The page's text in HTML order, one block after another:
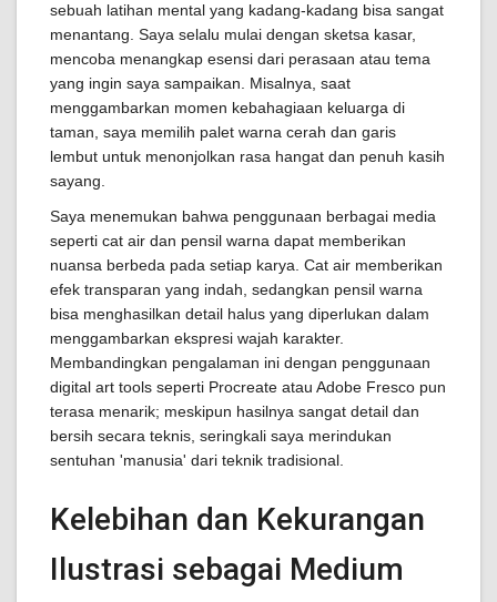
sebuah latihan mental yang kadang-kadang bisa sangat
menantang. Saya selalu mulai dengan sketsa kasar,
mencoba menangkap esensi dari perasaan atau tema
yang ingin saya sampaikan. Misalnya, saat
menggambarkan momen kebahagiaan keluarga di
taman, saya memilih palet warna cerah dan garis
lembut untuk menonjolkan rasa hangat dan penuh kasih
sayang.
Saya menemukan bahwa penggunaan berbagai media
seperti cat air dan pensil warna dapat memberikan
nuansa berbeda pada setiap karya. Cat air memberikan
efek transparan yang indah, sedangkan pensil warna
bisa menghasilkan detail halus yang diperlukan dalam
menggambarkan ekspresi wajah karakter.
Membandingkan pengalaman ini dengan penggunaan
digital art tools seperti Procreate atau Adobe Fresco pun
terasa menarik; meskipun hasilnya sangat detail dan
bersih secara teknis, seringkali saya merindukan
sentuhan 'manusia' dari teknik tradisional.
Kelebihan dan Kekurangan
Ilustrasi sebagai Medium